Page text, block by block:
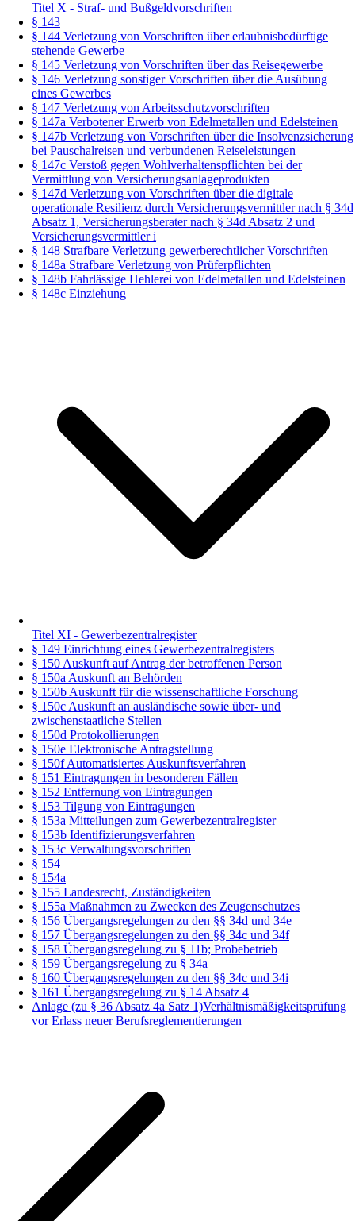
Titel X - Straf- und Bußgeldvorschriften
§ 143
§ 144 Verletzung von Vorschriften über erlaubnisbedürftige
stehende Gewerbe
§ 145 Verletzung von Vorschriften über das Reisegewerbe
§ 146 Verletzung sonstiger Vorschriften über die Ausübung
eines Gewerbes
§ 147 Verletzung von Arbeitsschutzvorschriften
§ 147a Verbotener Erwerb von Edelmetallen und Edelsteinen
§ 147b Verletzung von Vorschriften über die Insolvenzsicherung
bei Pauschalreisen und verbundenen Reiseleistungen
§ 147c Verstoß gegen Wohlverhaltenspflichten bei der
Vermittlung von Versicherungsanlageprodukten
§ 147d Verletzung von Vorschriften über die digitale
operationale Resilienz durch Versicherungsvermittler nach § 34d
Absatz 1, Versicherungsberater nach § 34d Absatz 2 und
Versicherungsvermittler i
§ 148 Strafbare Verletzung gewerberechtlicher Vorschriften
§ 148a Strafbare Verletzung von Prüferpflichten
§ 148b Fahrlässige Hehlerei von Edelmetallen und Edelsteinen
§ 148c Einziehung
Titel XI - Gewerbezentralregister
§ 149 Einrichtung eines Gewerbezentralregisters
§ 150 Auskunft auf Antrag der betroffenen Person
§ 150a Auskunft an Behörden
§ 150b Auskunft für die wissenschaftliche Forschung
§ 150c Auskunft an ausländische sowie über- und
zwischenstaatliche Stellen
§ 150d Protokollierungen
§ 150e Elektronische Antragstellung
§ 150f Automatisiertes Auskunftsverfahren
§ 151 Eintragungen in besonderen Fällen
§ 152 Entfernung von Eintragungen
§ 153 Tilgung von Eintragungen
§ 153a Mitteilungen zum Gewerbezentralregister
§ 153b Identifizierungsverfahren
§ 153c Verwaltungsvorschriften
§ 154
§ 154a
§ 155 Landesrecht, Zuständigkeiten
§ 155a Maßnahmen zu Zwecken des Zeugenschutzes
§ 156 Übergangsregelungen zu den §§ 34d und 34e
§ 157 Übergangsregelungen zu den §§ 34c und 34f
§ 158 Übergangsregelung zu § 11b; Probebetrieb
§ 159 Übergangsregelung zu § 34a
§ 160 Übergangsregelungen zu den §§ 34c und 34i
§ 161 Übergangsregelung zu § 14 Absatz 4
Anlage (zu § 36 Absatz 4a Satz 1)Verhältnismäßigkeitsprüfung
vor Erlass neuer Berufsreglementierungen